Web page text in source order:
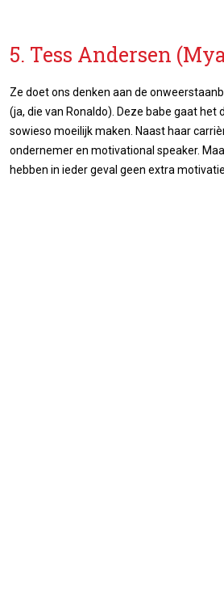
5. Tess Andersen
Ze doet ons denken aan de
(ja, die van Ronaldo). Deze babe gaat het
sowieso moeilijk maken. Naast haar
ondernemer en motivational speaker.
hebben in ieder geval geen extra